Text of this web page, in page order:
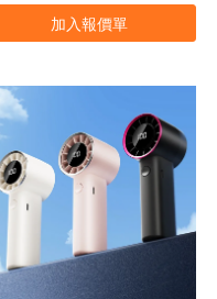
加入報價單